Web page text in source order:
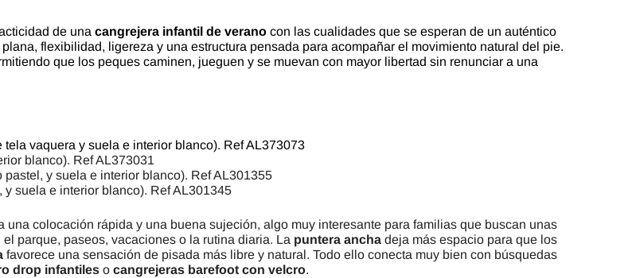
de una cangrejera infantil de verano con las cualidades que se esperan de un auténtico
flexibilidad, ligereza y una estructura pensada para acompañar el movimiento natural del pie.
que los peques caminen, jueguen y se muevan con mayor libertad sin renunciar a una
vaquera y suela e interior blanco). Ref AL373073
blanco). Ref AL373031
y suela e interior blanco). Ref AL301355
y suela e interior blanco). Ref AL301345
una colocación rápida y una buena sujeción, algo muy interesante para familias que buscan unas
parque, paseos, vacaciones o la rutina diaria. La puntera ancha deja más espacio para que los
favorece una sensación de pisada más libre y natural. Todo ello conecta muy bien con búsquedas
drop infantiles o cangrejeras barefoot con velcro.